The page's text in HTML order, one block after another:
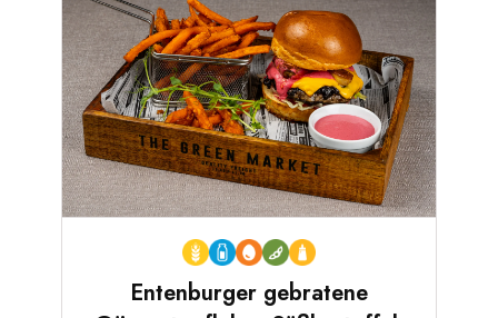
Entenburger gebratene